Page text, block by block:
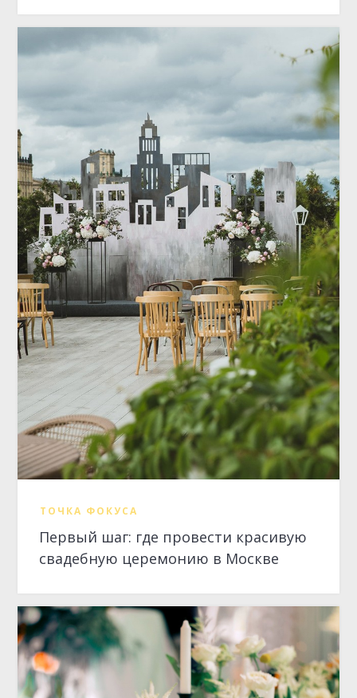
ТОЧКА ФОКУСА
Первый шаг: где провести красивую
свадебную церемонию в Москве